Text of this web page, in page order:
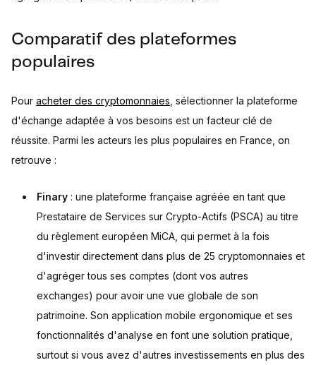
Comparatif des plateformes
populaires
Pour acheter des cryptomonnaies , sélectionner la plateforme
d'échange adaptée à vos besoins est un facteur clé de
réussite. Parmi les acteurs les plus populaires en France, on
retrouve :
Finary : une plateforme française agréée en tant que
Prestataire de Services sur Crypto-Actifs (PSCA) au titre
du règlement européen MiCA, qui permet à la fois
d'investir directement dans plus de 25 cryptomonnaies et
d'agréger tous ses comptes (dont vos autres
exchanges) pour avoir une vue globale de son
patrimoine. Son application mobile ergonomique et ses
fonctionnalités d'analyse en font une solution pratique,
surtout si vous avez d'autres investissements en plus des